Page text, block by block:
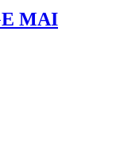
MAI